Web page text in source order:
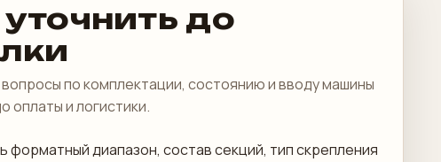
до
по комплектации, состоянию и вводу машины
оплаты и логистики.
форматный диапазон, состав секций, тип скрепления